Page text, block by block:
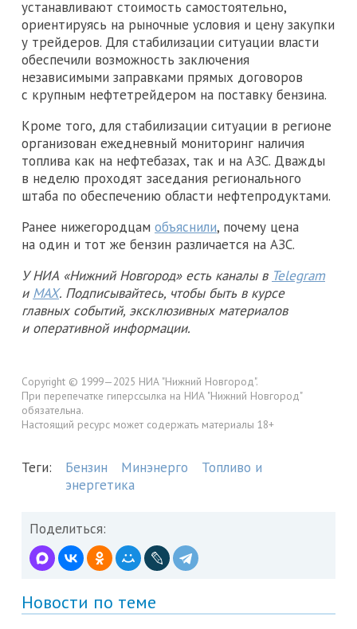
устанавливают стоимость самостоятельно,
ориентируясь на рыночные условия и цену закупки
у трейдеров. Для стабилизации ситуации власти
обеспечили возможность заключения
независимыми заправками прямых договоров
с крупным нефтетрейдером на поставку бензина.
Кроме того, для стабилизации ситуации в регионе
организован ежедневный мониторинг наличия
топлива как на нефтебазах, так и на АЗС. Дважды
в неделю проходят заседания регионального
штаба по обеспечению области нефтепродуктами.
Ранее нижегородцам объяснили, почему цена
на один и тот же бензин различается на АЗС.
У НИА «Нижний Новгород» есть каналы в Telegram
и MAX. Подписывайтесь, чтобы быть в курсе
главных событий, эксклюзивных материалов
и оперативной информации.
Copyright © 1999—2025 НИА "Нижний Новгород".
При перепечатке гиперссылка на НИА "Нижний Новгород"
обязательна.
Настоящий ресурс может содержать материалы 18+
Теги: Бензин Минэнерго
Топливо и
энергетика
Поделиться:
Новости по теме